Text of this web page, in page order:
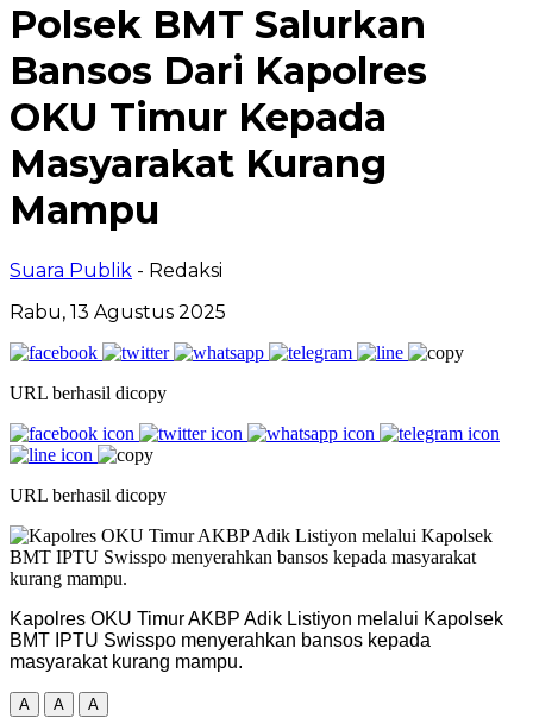
Polsek BMT Salurkan
Bansos Dari Kapolres
OKU Timur Kepada
Masyarakat Kurang
Mampu
Suara Publik - Redaksi
Rabu, 13 Agustus 2025
URL berhasil dicopy
URL berhasil dicopy
Kapolres OKU Timur AKBP Adik Listiyon melalui Kapolsek
BMT IPTU Swisspo menyerahkan bansos kepada
masyarakat kurang mampu.
A A A